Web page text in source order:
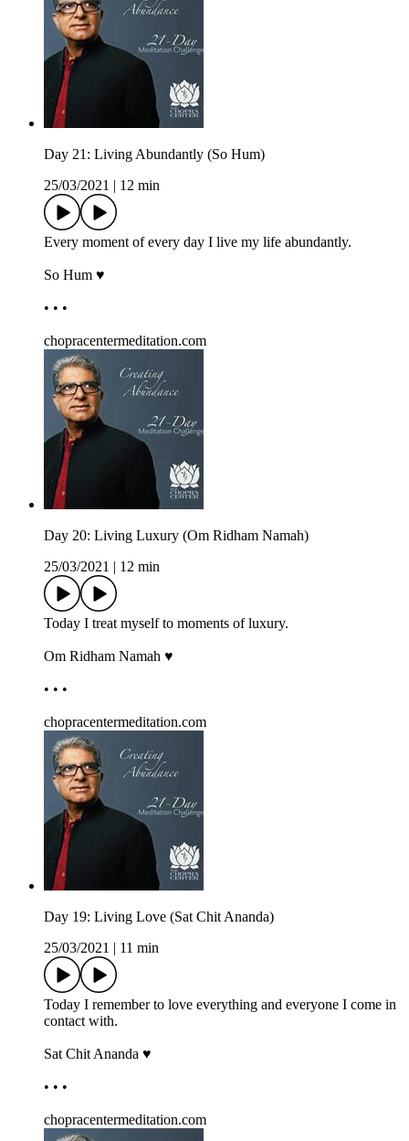
Day 21: Living Abundantly (So Hum)
25/03/2021
12 min
Every moment of every day I live my life abundantly.
So Hum ♥
• • •
chopracentermeditation.com
Day 20: Living Luxury (Om Ridham Namah)
25/03/2021
12 min
Today I treat myself to moments of luxury.
Om Ridham Namah ♥
• • •
chopracentermeditation.com
Day 19: Living Love (Sat Chit Ananda)
25/03/2021
11 min
Today I remember to love everything and everyone I come in
contact with.
Sat Chit Ananda ♥
• • •
chopracentermeditation.com